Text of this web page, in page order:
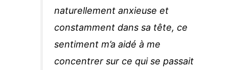
naturellement anxieuse et
constamment dans sa tête, ce
sentiment m’a aidé à me
concentrer sur ce qui se passait